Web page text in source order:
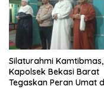
Silaturahmi Kamtibmas,
Kapolsek Bekasi Barat
Tegaskan Peran Umat